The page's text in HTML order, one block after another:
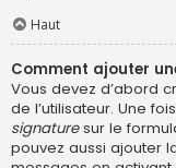
Haut
Comment ajouter
Vous devez d’abord
de l’utilisateur. Une
signaturesur le
pouvez aussi ajouter